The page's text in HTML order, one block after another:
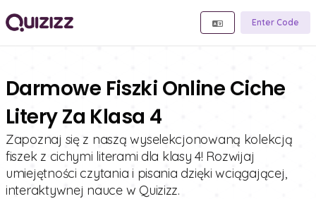
Enter Code
Darmowe Fiszki Online Ciche
Litery Za Klasa 4
Zapoznaj się z naszą wyselekcjonowaną kolekcją
fiszek z cichymi literami dla klasy 4! Rozwijaj
umiejętności czytania i pisania dzięki wciągającej,
interaktywnej nauce w Quizizz.